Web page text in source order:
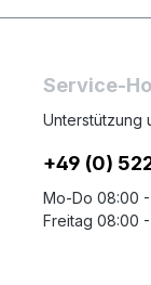
Service-
Unterstützung
+49 (0)
Mo-Do 08:00 -
Freitag 08:00 -